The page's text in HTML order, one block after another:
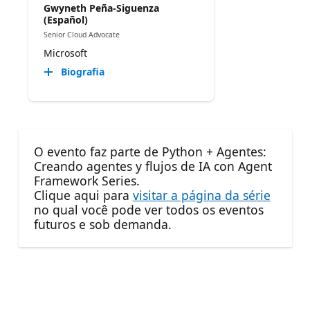
Gwyneth Peña-Siguenza
(Español)
Senior Cloud Advocate
Microsoft
Biografia
O evento faz parte de Python + Agentes:
Creando agentes y flujos de IA con Agent
Framework Series.
Clique aqui para visitar a página da série
no qual você pode ver todos os eventos
futuros e sob demanda.